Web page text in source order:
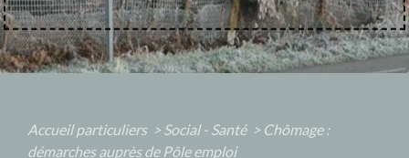
Accueil particuliers > Social - Santé > Chômage :
démarches auprès de Pôle emploi